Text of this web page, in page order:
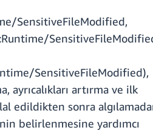
SensitiveFileModified,
SensitiveFileModified),
ayrıcalıkları artırma ve ilk
edildikten sonra
belirlenmesine yardımcı